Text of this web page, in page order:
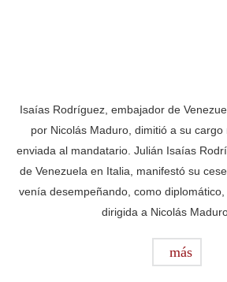
Isaías Rodríguez, embajador de
por Nicolás Maduro, dimitió a su
enviada al mandatario. Julián Isaías
de Venezuela en Italia, manifestó su
venía desempeñando, como
dirigida a Nicolás
más